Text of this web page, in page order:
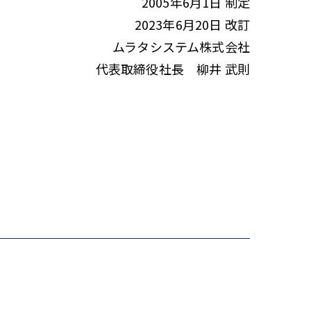
2023年6月20日 改訂
ムラタシステム株式会社
代表取締役社長 柳井 武則